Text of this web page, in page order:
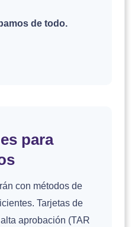
de todo.
para
con métodos de
Tarjetas de
aprobación (TAR